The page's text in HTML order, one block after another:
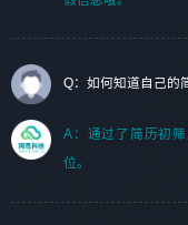
Q：如何知道自己的
A：通过了简历初
位。